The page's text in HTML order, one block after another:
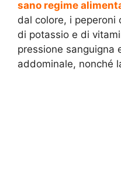
sano regime
dal colore, i
di potassio e di
pressione sanguigna
addominale, nonché